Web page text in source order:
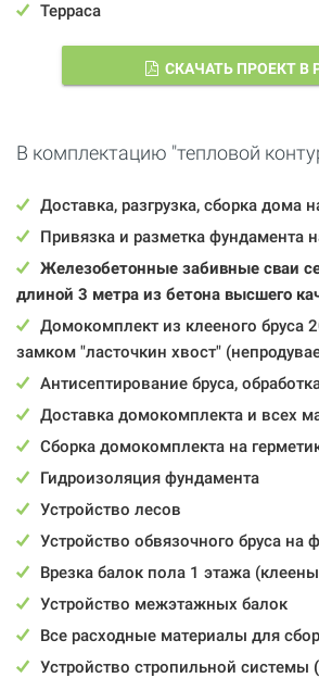
Терраса
СКАЧАТЬ ПРОЕКТ В
В комплектацию "тепловой
Доставка, разгрузка, сборка дома
Привязка и разметка фундамента
Железобетонные забивные сваи
длиной 3 метра из бетона высшего
Домокомплект из клееного бруса
замком "ласточкин хвост"
Антисептирование бруса,
Доставка домокомплекта и всех
Сборка домокомплекта на
Гидроизоляция фундамента
Устройство лесов
Устройство обвязочного бруса на
Врезка балок пола 1 этажа
Устройство межэтажных балок
Все расходные материалы для
Устройство стропильной системы